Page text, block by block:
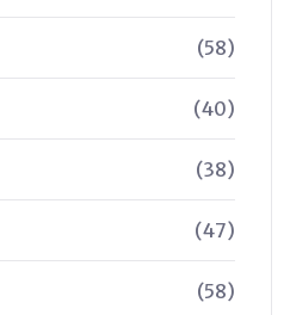
(58)
(40)
(38)
(47)
(58)